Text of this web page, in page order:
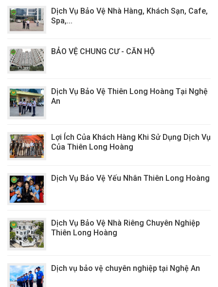
Dịch Vụ Bảo Vệ Nhà Hàng, Khách Sạn, Cafe,
Spa,...
BẢO VỆ CHUNG CƯ - CĂN HỘ
Dịch Vụ Bảo Vệ Thiên Long Hoàng Tại Nghệ
An
Lợi Ích Của Khách Hàng Khi Sử Dụng Dịch Vụ
Của Thiên Long Hoàng
Dịch Vụ Bảo Vệ Yếu Nhân Thiên Long Hoàng
Dịch Vụ Bảo Vệ Nhà Riêng Chuyên Nghiệp
Thiên Long Hoàng
Dịch vụ bảo vệ chuyên nghiệp tại Nghệ An